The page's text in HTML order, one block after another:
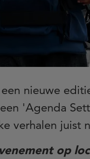
nieuwe
'Agenda
verhalen juist
op